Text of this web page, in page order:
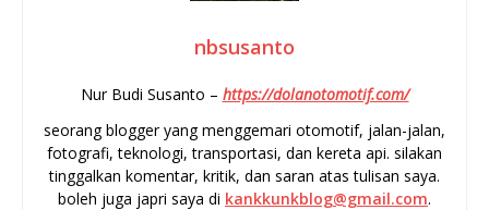
nbsusanto
Nur Budi Susanto – https://dolanotomotif.com/
seorang blogger yang menggemari otomotif, jalan-jalan,
fotografi, teknologi, transportasi, dan kereta api. silakan
tinggalkan komentar, kritik, dan saran atas tulisan saya.
boleh juga japri saya di kankkunkblog@gmail.com.